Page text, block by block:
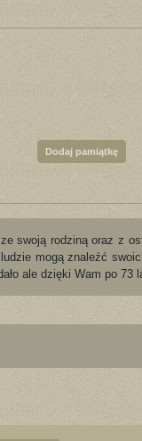
Dodaj pamiątkę
swoją rodziną oraz z
mogą znaleźć
ale dzięki Wam po